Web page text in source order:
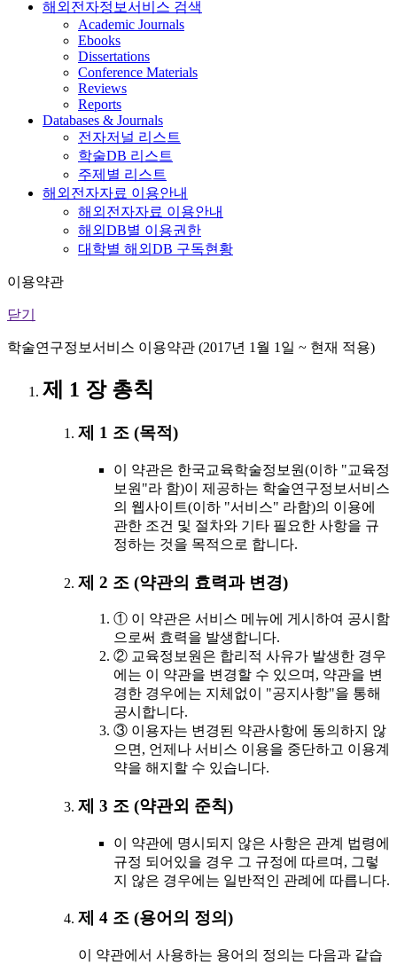
해외전자정보서비스 검색
Academic Journals
Ebooks
Dissertations
Conference Materials
Reviews
Reports
Databases & Journals
전자저널 리스트
학술DB 리스트
주제별 리스트
해외전자자료 이용안내
해외전자자료 이용안내
해외DB별 이용권한
대학별 해외DB 구독현황
이용약관
닫기
학술연구정보서비스 이용약관 (2017년 1월 1일 ~ 현재 적용)
제 1 장 총칙
제 1 조 (목적)
이 약관은 한국교육학술정보원(이하 "교육정
보원"라 함)이 제공하는 학술연구정보서비스
의 웹사이트(이하 "서비스" 라함)의 이용에
관한 조건 및 절차와 기타 필요한 사항을 규
정하는 것을 목적으로 합니다.
제 2 조 (약관의 효력과 변경)
① 이 약관은 서비스 메뉴에 게시하여 공시함
으로써 효력을 발생합니다.
② 교육정보원은 합리적 사유가 발생한 경우
에는 이 약관을 변경할 수 있으며, 약관을 변
경한 경우에는 지체없이 "공지사항"을 통해
공시합니다.
③ 이용자는 변경된 약관사항에 동의하지 않
으면, 언제나 서비스 이용을 중단하고 이용계
약을 해지할 수 있습니다.
제 3 조 (약관외 준칙)
이 약관에 명시되지 않은 사항은 관계 법령에
규정 되어있을 경우 그 규정에 따르며, 그렇
지 않은 경우에는 일반적인 관례에 따릅니다.
제 4 조 (용어의 정의)
이 약관에서 사용하는 용어의 정의는 다음과 같습